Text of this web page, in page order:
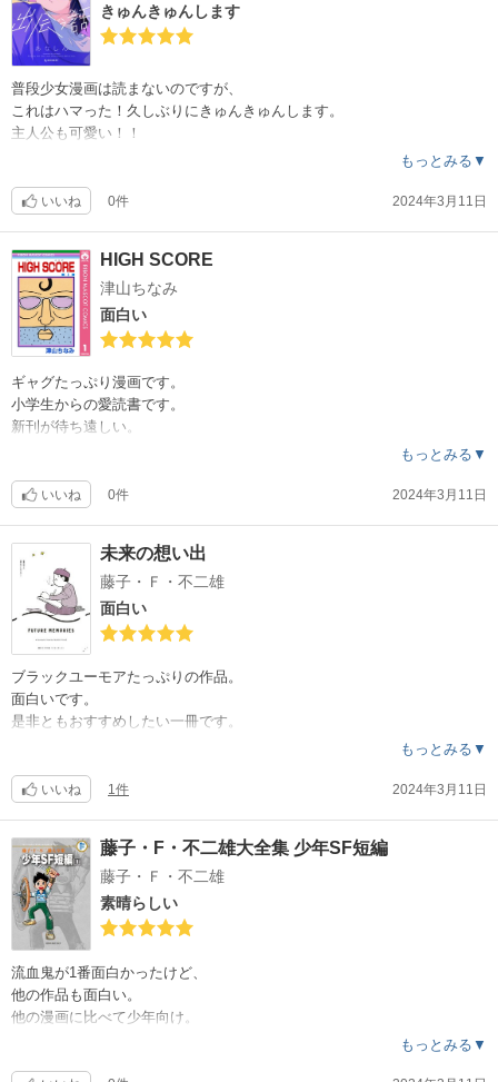
きゅんきゅんします
普段少女漫画は読まないのですが、
これはハマった！久しぶりにきゅんきゅんします。
主人公も可愛い！！
もっとみる▼
いいね 0件 2024年3月11日
HIGH SCORE
津山ちなみ
面白い
ギャグたっぷり漫画です。
小学生からの愛読書です。
新刊が待ち遠しい。
もっとみる▼
いいね 0件 2024年3月11日
未来の想い出
藤子・Ｆ・不二雄
面白い
ブラックユーモアたっぷりの作品。
面白いです。
是非ともおすすめしたい一冊です。
もっとみる▼
いいね 1件 2024年3月11日
藤子・F・不二雄大全集 少年SF短編
藤子・Ｆ・不二雄
素晴らしい
流血鬼が1番面白かったけど、
他の作品も面白い。
他の漫画に比べて少年向け。
もっとみる▼